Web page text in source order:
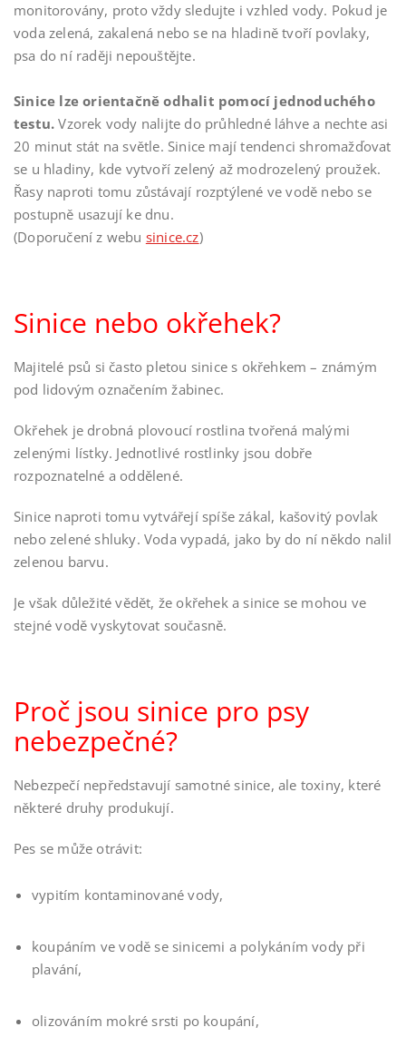
monitorovány, proto vždy sledujte i vzhled vody. Pokud je
voda zelená, zakalená nebo se na hladině tvoří povlaky,
psa do ní raději nepouštějte.
Sinice lze orientačně odhalit pomocí jednoduchého
testu. Vzorek vody nalijte do průhledné láhve a nechte asi
20 minut stát na světle. Sinice mají tendenci shromažďovat
se u hladiny, kde vytvoří zelený až modrozelený proužek.
Řasy naproti tomu zůstávají rozptýlené ve vodě nebo se
postupně usazují ke dnu.
(Doporučení z webu sinice.cz)
Sinice nebo okřehek?
Majitelé psů si často pletou sinice s okřehkem – známým
pod lidovým označením žabinec.
Okřehek je drobná plovoucí rostlina tvořená malými
zelenými lístky. Jednotlivé rostlinky jsou dobře
rozpoznatelné a oddělené.
Sinice naproti tomu vytvářejí spíše zákal, kašovitý povlak
nebo zelené shluky. Voda vypadá, jako by do ní někdo nalil
zelenou barvu.
Je však důležité vědět, že okřehek a sinice se mohou ve
stejné vodě vyskytovat současně.
Proč jsou sinice pro psy
nebezpečné?
Nebezpečí nepředstavují samotné sinice, ale toxiny, které
některé druhy produkují.
Pes se může otrávit:
vypitím kontaminované vody,
koupáním ve vodě se sinicemi a polykáním vody při
plavání,
olizováním mokré srsti po koupání,